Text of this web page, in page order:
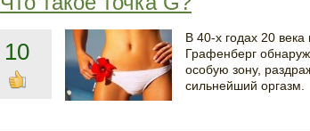
10
В 40-х годах 20
Графенберг
особую зону,
сильнейший оргазм.